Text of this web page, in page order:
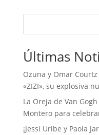
Últimas
Ozuna y Omar
«ZIZI», su explosiva
La Oreja de Van
Montero para
¡Jessi Uribe y Paola